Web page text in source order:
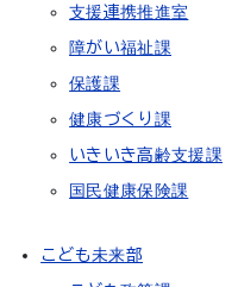
支援連携推進室
障がい福祉課
保護課
健康づくり課
いきいき高齢支援課
国民健康保険課
こども未来部